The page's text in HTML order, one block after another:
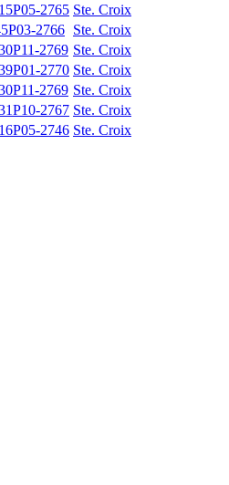
2765 Ste. Croix
2766 Ste. Croix
2769 Ste. Croix
2770 Ste. Croix
2769 Ste. Croix
2767 Ste. Croix
2746 Ste. Croix